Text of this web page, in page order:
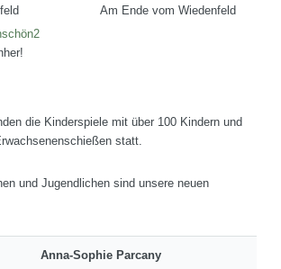
Am Ende vom Wiedenfeld
die Kinderspiele mit über 100 Kindern und
statt.
und Jugendlichen sind unsere neuen
Anna-Sophie Parcany